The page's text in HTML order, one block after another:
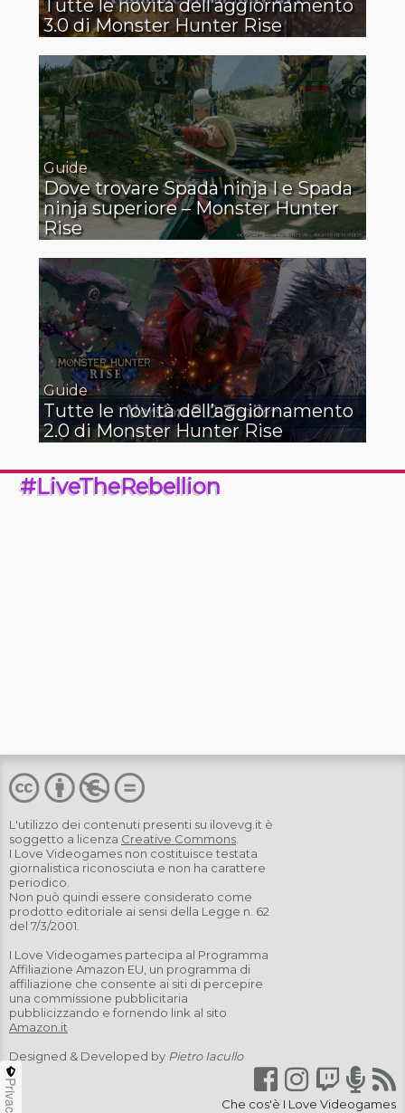
Tutte le novità dell’aggiornamento
3.0 di Monster Hunter Rise
Guide
Dove trovare Spada ninja I e Spada
ninja superiore – Monster Hunter
Rise
Guide
Tutte le novità dell’aggiornamento
2.0 di Monster Hunter Rise
#LiveTheRebellion
L'utilizzo dei contenuti presenti su ilovevg.it è
soggetto a licenza Creative Commons.
I Love Videogames non costituisce testata
giornalistica riconosciuta e non ha carattere
periodico.
Non può quindi essere considerato come
prodotto editoriale ai sensi della Legge n. 62
del 7/3/2001.
I Love Videogames partecipa al Programma
Affiliazione Amazon EU, un programma di
affiliazione che consente ai siti di percepire
una commissione pubblicitaria
pubblicizzando e fornendo link al sito
Amazon.it
Designed & Developed by Pietro Iacullo
Che cos'è I Love Videogames
Privacy